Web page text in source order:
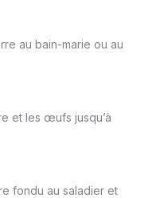
au bain-marie ou au
et les œufs jusqu’à
fondu au saladier et